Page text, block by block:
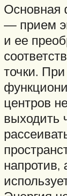
Основная
— прием
и ее
точки.
центров
выходить
напротив,